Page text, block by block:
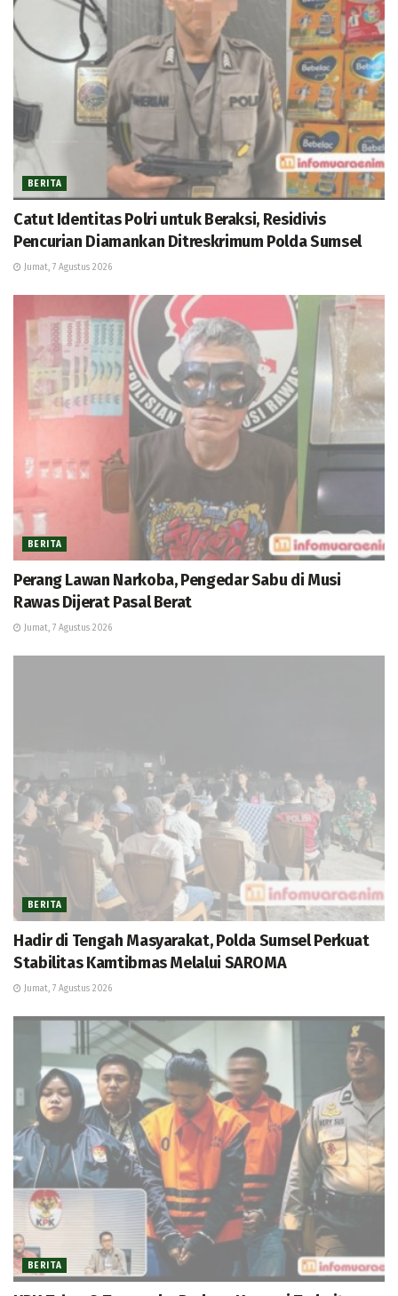
BERITA
Catut Identitas Polri untuk Beraksi, Residivis
Pencurian Diamankan Ditreskrimum Polda Sumsel
Jumat, 7 Agustus 2026
BERITA
Perang Lawan Narkoba, Pengedar Sabu di Musi
Rawas Dijerat Pasal Berat
Jumat, 7 Agustus 2026
BERITA
Hadir di Tengah Masyarakat, Polda Sumsel Perkuat
Stabilitas Kamtibmas Melalui SAROMA
Jumat, 7 Agustus 2026
BERITA